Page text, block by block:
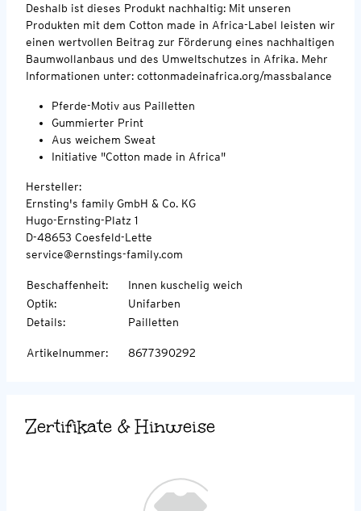
Deshalb ist dieses Produkt nachhaltig: Mit unseren
Produkten mit dem Cotton made in Africa-Label leisten wir
einen wertvollen Beitrag zur Förderung eines nachhaltigen
Baumwollanbaus und des Umweltschutzes in Afrika. Mehr
Informationen unter: cottonmadeinafrica.org/massbalance
Pferde-Motiv aus Pailletten
Gummierter Print
Aus weichem Sweat
Initiative "Cotton made in Africa"
Hersteller:
Ernsting's family GmbH & Co. KG
Hugo-Ernsting-Platz 1
D-48653 Coesfeld-Lette
service@ernstings-family.com
Beschaffenheit:
Innen kuschelig weich
Optik:
Unifarben
Details: Pailletten
Artikelnummer: 8677390292
Zertifikate & Hinweise